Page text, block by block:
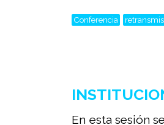
Conferencia
En esta sesión